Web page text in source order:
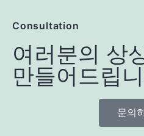
Consultation
여러분의 상
만들어드립
문의